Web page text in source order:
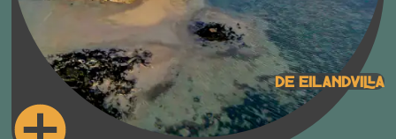
De Eilandvilla